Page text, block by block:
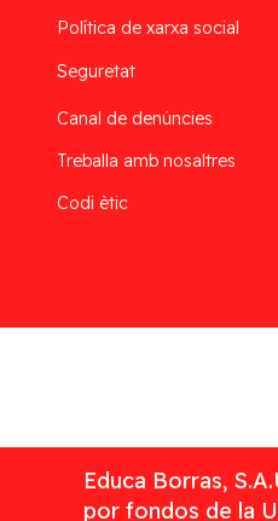
Política de xarxa social
Seguretat
Canal de denúncies
Treballa amb nosaltres
Codi ètic
Educa Borras,
por fondos de la